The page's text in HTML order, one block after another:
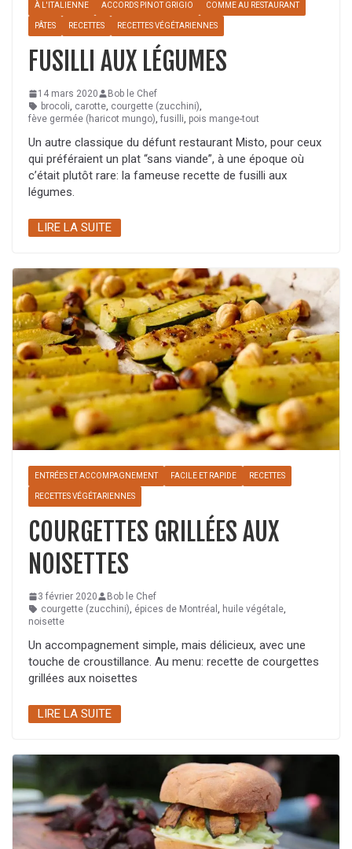
À L'ITALIENNE ACCORDS PINOT GRIGIO COMME AU RESTAURANT
PÂTES RECETTES RECETTES VÉGÉTARIENNES
FUSILLI AUX LÉGUMES
14 mars 2020
Bob le Chef
brocoli, carotte, courgette (zucchini),
fève germée (haricot mungo), fusilli, pois mange-tout
Un autre classique du défunt restaurant Misto, pour ceux
qui préféraient un plat “sans viande”, à une époque où
c’était plutôt rare: la fameuse recette de fusilli aux
légumes.
LIRE LA SUITE
ENTRÉES ET ACCOMPAGNEMENT FACILE ET RAPIDE RECETTES
RECETTES VÉGÉTARIENNES
COURGETTES GRILLÉES AUX
NOISETTES
3 février 2020
Bob le Chef
courgette (zucchini), épices de Montréal , huile végétale,
noisette
Un accompagnement simple, mais délicieux, avec une
touche de croustillance. Au menu: recette de courgettes
grillées aux noisettes
LIRE LA SUITE